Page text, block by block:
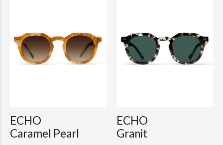
ECHO
Caramel Pearl
ECHO
Granit